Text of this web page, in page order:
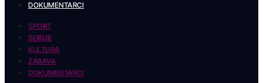
DOKUMENTARCI
SPORT
SERIJE
KULTURA
ZABAVA
DOKUMENTARCI